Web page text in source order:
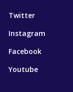
Twitter
Instagram
Facebook
Youtube